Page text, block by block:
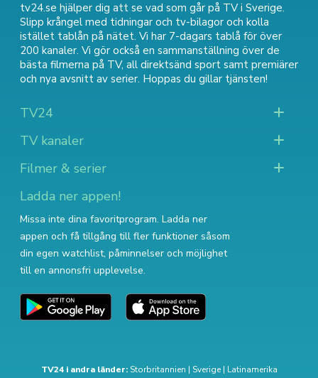
tv24.se hjälper dig att se vad som går på TV i Sverige.
Slipp krångel med tidningar och tv-bilagor och kolla
istället tablån på nätet. Vi har 7-dagars tablå för över
200 kanaler. Vi gör också en sammanställning över de
bästa filmerna på TV, all direktsänd sport samt premiärer
och nya avsnitt av serier. Hoppas du gillar tjänsten!
TV24
TV kanaler
Filmer & serier
Ladda ner appen!
Missa inte dina favoritprogram. Ladda ner
appen och få tillgång till fler funktioner såsom
din egen watchlist, påminnelser och möjlighet
till en annonsfri upplevelse.
TV24 i andra länder: Storbritannien | Sverige| Latinamerika